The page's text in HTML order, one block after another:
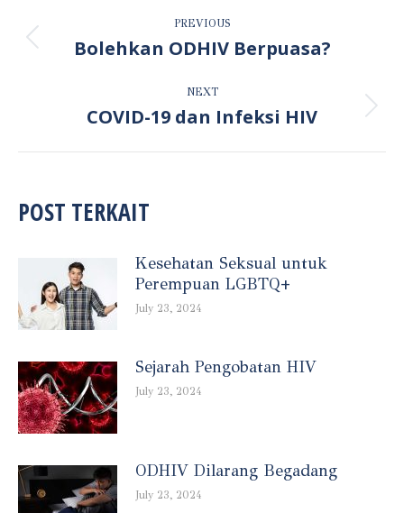
NAVIGATION PREVIOUS
Previous
Bolehkan ODHIV Berpuasa?
NEXT
Next
COVID-19 dan Infeksi HIV
POST TERKAIT
Kesehatan Seksual untuk
Perempuan LGBTQ+
July 23, 2024
Sejarah Pengobatan HIV
July 23, 2024
ODHIV Dilarang Begadang
July 23, 2024